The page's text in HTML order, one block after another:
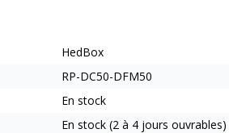
HedBox
RP-DC50-DFM50
En stock
En stock (2 à 4 jours ouvrables)